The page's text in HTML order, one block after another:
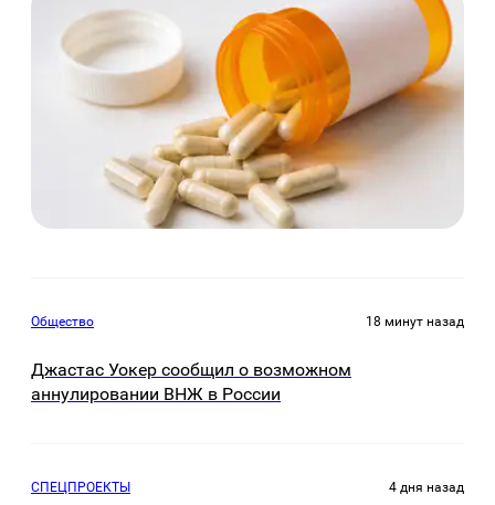
Общество 18 минут назад
Джастас Уокер сообщил о возможном
аннулировании ВНЖ в России
СПЕЦПРОЕКТЫ 4 дня назад